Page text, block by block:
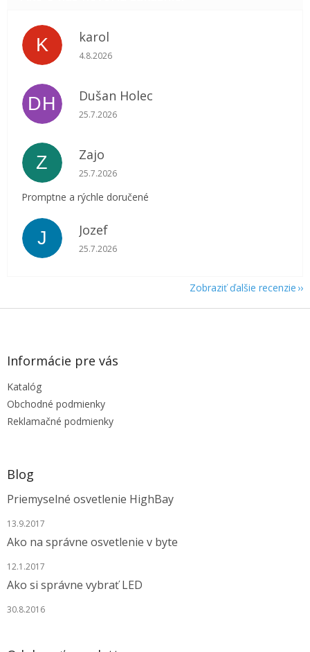
K karol
Hodnotenie obchodu je 5 z 5 hviezdičiek.
4.8.2026
DH Dušan Holec
Hodnotenie obchodu je 5 z 5 hviezdičiek.
25.7.2026
Z Zajo
Hodnotenie obchodu je 5 z 5 hviezdičiek.
25.7.2026
Promptne a rýchle doručené
J Jozef
Hodnotenie obchodu je 5 z 5 hviezdičiek.
25.7.2026
Zobraziť ďalšie recenzie
Z
Informácie pre vás
Katalóg
Obchodné podmienky
Reklamačné podmienky
Blog
Priemyselné osvetlenie HighBay
13.9.2017
Ako na správne osvetlenie v byte
12.1.2017
Ako si správne vybrať LED
30.8.2016